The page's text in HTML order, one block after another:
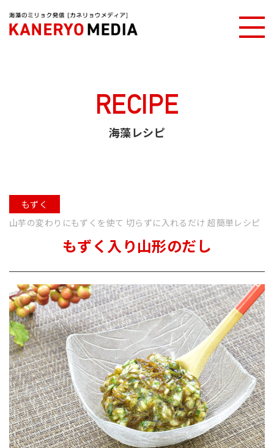
カネリョウメディアTOP 海藻レシピ もずく入り山形のだし
RECIPE
海藻レシピ
もずく
山芋の変わりにもずくを使て 切らずに入れるだけ 超簡単レシピ
もずく入り山形のだし